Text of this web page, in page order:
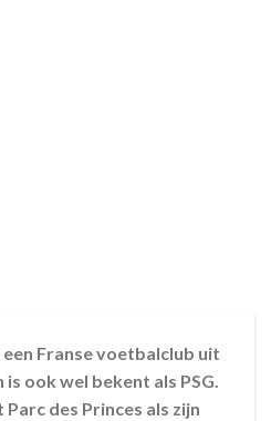
Franse voetbalclub uit
ook wel bekent als PSG.
des Princes als zijn